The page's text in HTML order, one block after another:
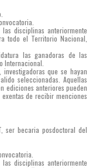
disciplinas anteriormente
todo el Territorio Nacional,
las ganadoras de las
Internacional.
que se hayan
seleccionadas. Aquellas
ediciones anteriores pueden
de recibir menciones
ser becaria posdoctoral del
disciplinas anteriormente